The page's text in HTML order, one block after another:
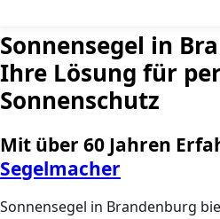
Sonnensegel in
Ihre Lösung für
Sonnenschutz
Mit über 60 Jahren
Segelmacher
Sonnensegel in Brandenburg